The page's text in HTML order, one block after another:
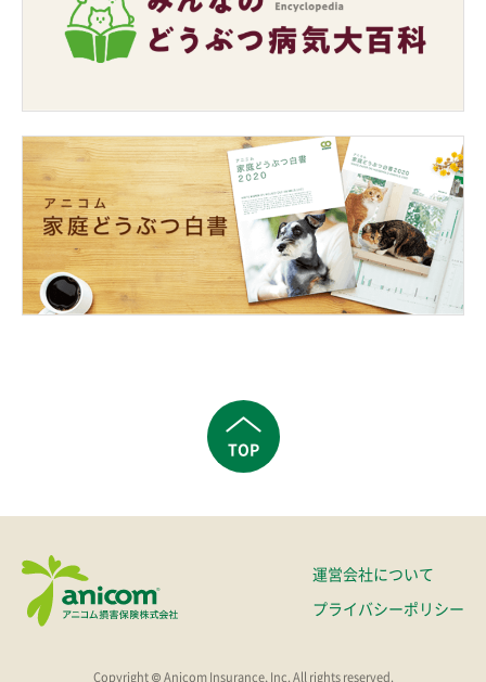
TOP
運営会社について
プライバシーポリシー
Copyright © Anicom Insurance, Inc. All rights reserved.